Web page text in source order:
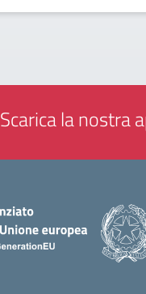
Scarica la nostra